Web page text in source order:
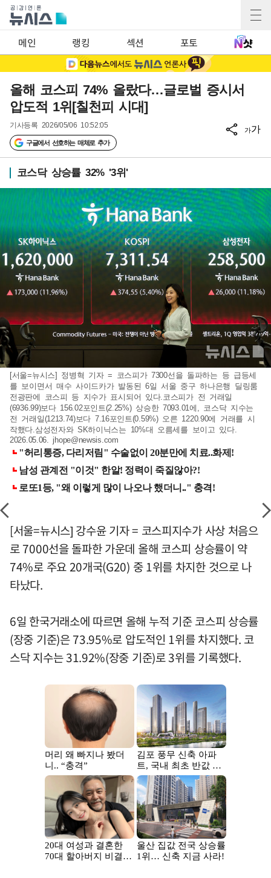
메인 랭킹 섹션 포토
올해 코스피 74% 올랐다…글로벌 증시서
압도적 1위[칠천피 시대]
기사등록 2026/05/06 10:52:05
구글에서 선호하는 매체로 추가
가가
코스닥 상승률 32% '3위'
[서울=뉴시스] 정병혁 기자 = 코스피가 7300선을 돌파하는 등 급등세
를 보이면서 매수 사이드카가 발동된 6일 서울 중구 하나은행 딜링룸
전광판에 코스피 등 지수가 표시되어 있다.코스피가 전 거래일
(6936.99)보다 156.02포인트(2.25%) 상승한 7093.01에, 코스닥 지수는
전 거래일(1213.74)보다 7.16포인트(0.59%) 오른 1220.90에 거래를 시
작했다.삼성전자와 SK하이닉스는 10%대 오름세를 보이고 있다.
2026.05.06. jhope@newsis.com
[서울=뉴시스] 강수윤 기자 = 코스피지수가 사상 처음으
로 7000선을 돌파한 가운데 올해 코스피 상승률이 약
74%로 주요 20개국(G20) 중 1위를 차지한 것으로 나
타났다.
6일 한국거래소에 따르면 올해 누적 기준 코스피 상승률
(장중 기준)은 73.95%로 압도적인 1위를 차지했다. 코
스닥 지수는 31.92%(장중 기준)로 3위를 기록했다.